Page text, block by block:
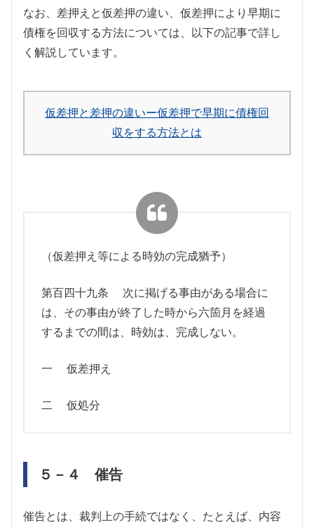
なお、差押えと仮差押の違い、仮差押により早期に
債権を回収する方法については、以下の記事で詳し
く解説しています。
仮差押と差押の違いー仮差押で早期に債権回
収をする方法とは
（仮差押え等による時効の完成猶予）
第百四十九条 次に掲げる事由がある場合に
は、その事由が終了した時から六箇月を経過
するまでの間は、時効は、完成しない。
一 仮差押え
二 仮処分
５－４ 催告
催告とは、裁判上の手続ではなく、たとえば、内容